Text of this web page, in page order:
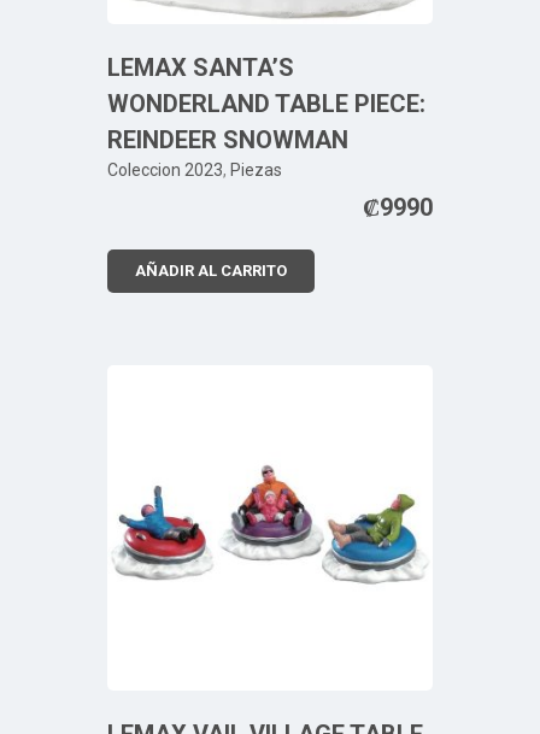
LEMAX SANTA’S
WONDERLAND TABLE PIECE:
REINDEER SNOWMAN
Coleccion 2023, Piezas
₡9990
AÑADIR AL CARRITO